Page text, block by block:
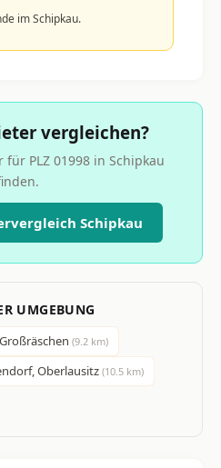
im Schipkau.
vergleichen?
PLZ 01998 in Schipkau
Schipkau
UMGEBUNG
Großräschen (9.2 km)
Oberlausitz (10.5 km)